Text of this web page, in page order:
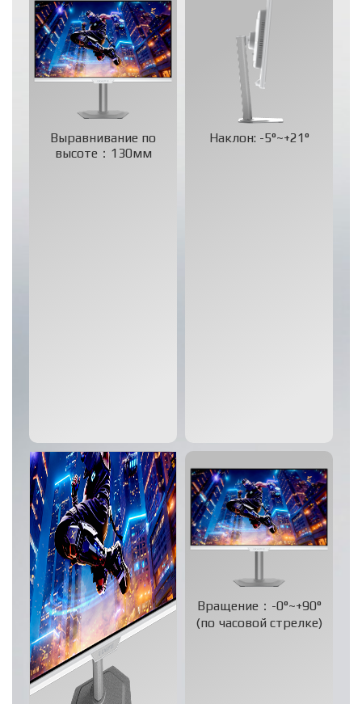
Выравнивание по
высоте：130мм
Наклон: -5°~+21°
Вращение：-0°~+90°
(по часовой стрелке)